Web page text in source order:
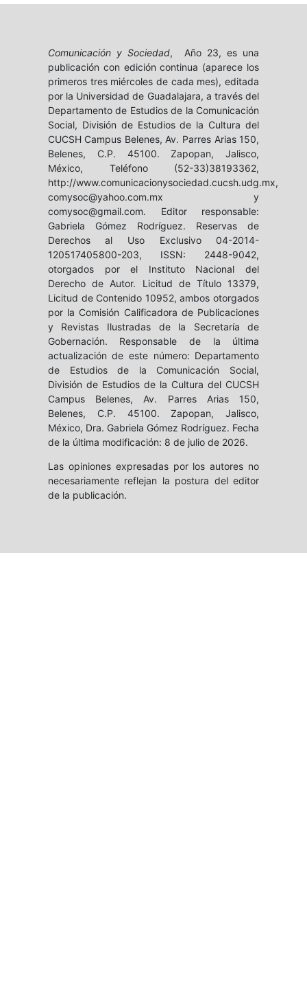
Comunicación y Sociedad, Año 23, es una
publicación con edición continua (aparece los
primeros tres miércoles de cada mes), editada
por la Universidad de Guadalajara, a través del
Departamento de Estudios de la Comunicación
Social, División de Estudios de la Cultura del
CUCSH Campus Belenes, Av. Parres Arias 150,
Belenes, C.P. 45100. Zapopan, Jalisco,
México, Teléfono (52-33)38193362,
http://www.comunicacionysociedad.cucsh.udg.mx,
comysoc@yahoo.com.mx y
comysoc@gmail.com. Editor responsable:
Gabriela Gómez Rodríguez. Reservas de
Derechos al Uso Exclusivo 04-2014-
120517405800-203, ISSN: 2448-9042,
otorgados por el Instituto Nacional del
Derecho de Autor. Licitud de Título 13379,
Licitud de Contenido 10952, ambos otorgados
por la Comisión Calificadora de Publicaciones
y Revistas Ilustradas de la Secretaría de
Gobernación. Responsable de la última
actualización de este número: Departamento
de Estudios de la Comunicación Social,
División de Estudios de la Cultura del CUCSH
Campus Belenes, Av. Parres Arias 150,
Belenes, C.P. 45100. Zapopan, Jalisco,
México, Dra. Gabriela Gómez Rodríguez. Fecha
de la última modificación: 8 de julio de 2026.
Las opiniones expresadas por los autores no
necesariamente reflejan la postura del editor
de la publicación.